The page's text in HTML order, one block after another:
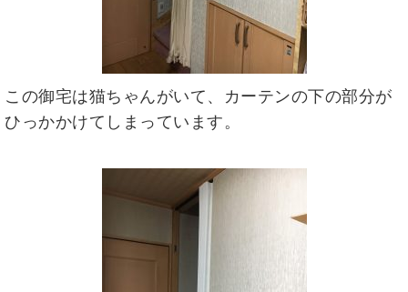
この御宅は猫ちゃんがいて、カーテンの下の部分が
ひっかかけてしまっています。